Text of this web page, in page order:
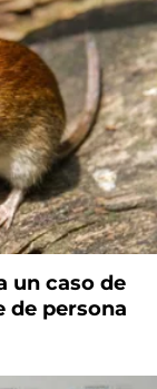
un caso de
de persona